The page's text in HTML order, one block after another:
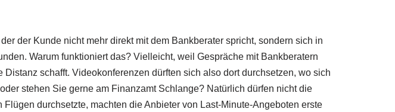
der Kunde nicht mehr direkt mit dem Bankberater spricht, sondern sich in
Warum funktioniert das? Vielleicht, weil Gespräche mit Bankberatern
schafft. Videokonferenzen dürften sich also dort durchsetzen, wo sich
stehen Sie gerne am Finanzamt Schlange? Natürlich dürfen nicht die
durchsetzte, machten die Anbieter von Last-Minute-Angeboten erste